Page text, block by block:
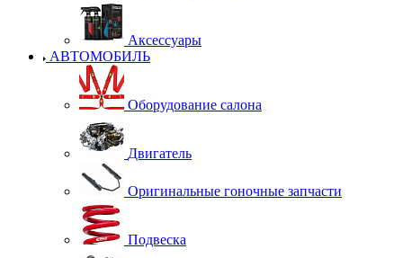
Аксессуары
АВТОМОБИЛЬ
Оборудование салона
Двигатель
Оригинальные гоночные запчасти
Подвеска